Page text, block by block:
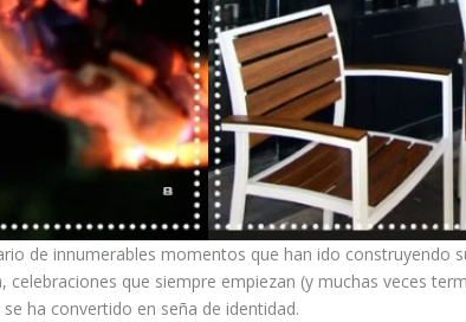
de innumerables momentos que han ido construyendo
que siempre empiezan (y muchas veces
ha convertido en seña de identidad.